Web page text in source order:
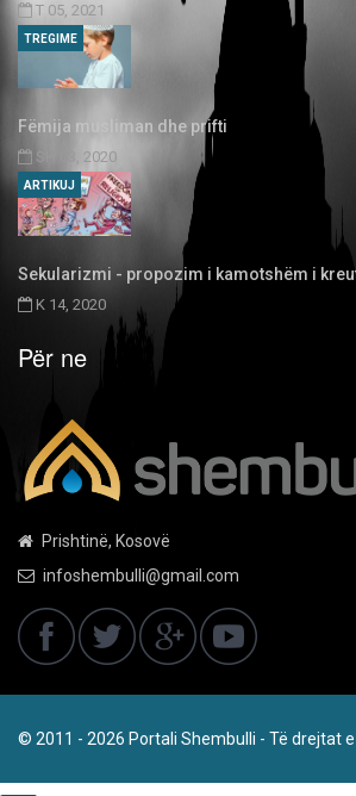
T 05, 2021
Fëmija musliman dhe prifti
SH 03, 2020
TREGIME
Sekularizmi - propozim i kamotshëm i
K 14, 2020
ARTIKUJ
Për ne
Prishtinë, Kosovë
infoshembulli@gmail.com
© 2011 - 2026 Portali Shembulli - Të drejtat